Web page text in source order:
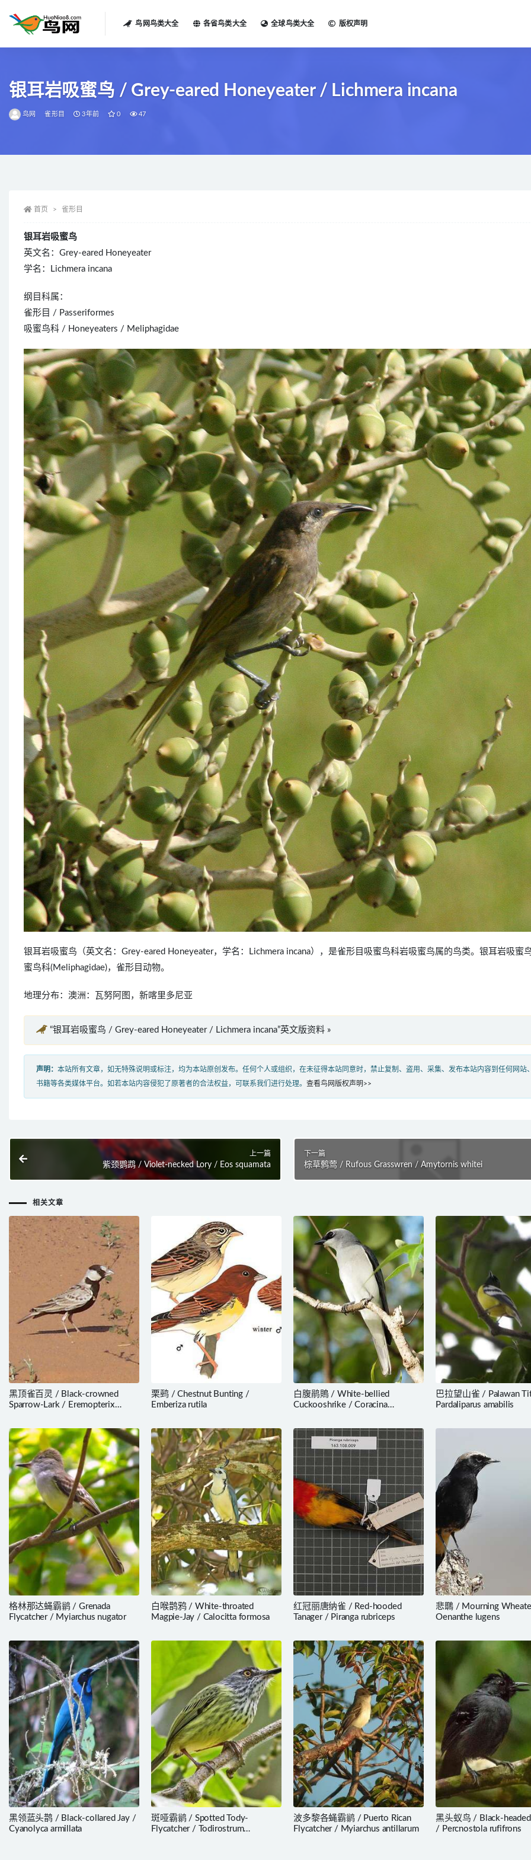
鸟网鸟类大全 各省鸟类大全 全球鸟类大全 版权声明
银耳岩吸蜜鸟 / Grey-eared Honeyeater / Lichmera incana
鸟网 雀形目 3年前 0 47
首页 雀形目
银耳岩吸蜜鸟
英文名：Grey-eared Honeyeater
学名：Lichmera incana
纲目科属：
雀形目 / Passeriformes
吸蜜鸟科 / Honeyeaters / Meliphagidae
银耳岩吸蜜鸟（英文名：Grey-eared Honeyeater，学名：Lichmera incana），是雀形目吸蜜鸟科岩吸蜜鸟属的鸟类。银耳岩吸蜜
蜜鸟科(Meliphagidae)，雀形目动物。
地理分布：澳洲：瓦努阿图，新喀里多尼亚
“银耳岩吸蜜鸟 / Grey-eared Honeyeater / Lichmera incana”英文版资料 »
声明： 本站所有文章，如无特殊说明或标注，均为本站原创发布。任何个人或组织，在未征得本站同意时，禁止复制、盗用、采集、发布本站内容到任何网站
书籍等各类媒体平台。如若本站内容侵犯了原著者的合法权益，可联系我们进行处理。 查看鸟网版权声明>>
上一篇
紫颈鹦鹉 / Violet-necked Lory / Eos squamata
下一篇
棕草鹩莺 / Rufous Grasswren / Amytornis whitei
相关文章
黑顶雀百灵 / Black-crowned
Sparrow-Lark / Eremopterix
栗鹀 / Chestnut Bunting /
Emberiza rutila
白腹鹃鵙 / White-bellied
Cuckooshrike / Coracina
巴拉望山雀 / Palawan
Pardaliparus amabilis
格林那达蝇霸鹟 / Grenada
Flycatcher / Myiarchus nugator
白喉鹊鸦 / White-throated
Magpie-Jay / Calocitta formosa
红冠丽唐纳雀 / Red-hooded
Tanager / Piranga rubriceps
悲䳭 / Mourning
Oenanthe lugens
黑领蓝头鹊 / Black-collared Jay /
Cyanolyca armillata
斑哑霸鹟 / Spotted Tody-
Flycatcher / Todirostrum
波多黎各蝇霸鹟 / Puerto Rican
Flycatcher / Myiarchus antillarum
黑头蚁鸟 / Black-
/ Percnostola rufifrons